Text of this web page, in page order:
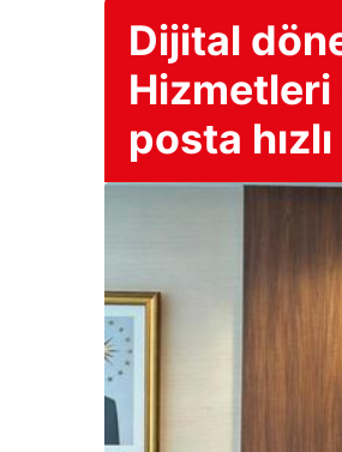
Dijital
Hizmetleri
posta